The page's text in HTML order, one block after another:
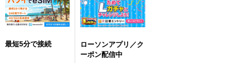
最短5分で接続
ローソンアプリ／ク
ーポン配信中